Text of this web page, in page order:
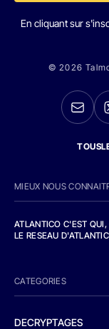
En cliquant sur
© 2026
MIEUX NOUS
ATLANTICO C'EST
LE RESEAU
CATEGORIES
DECRYPTAGES